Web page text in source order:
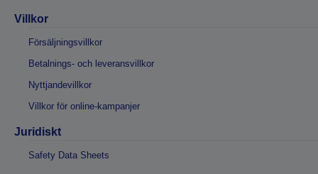
Villkor
Försäljningsvillkor
Betalnings- och leveransvillkor
Nyttjandevillkor
Villkor för online-kampanjer
Juridiskt
Safety Data Sheets